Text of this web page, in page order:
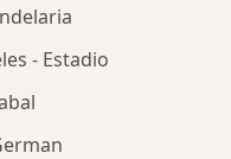
- Estadio